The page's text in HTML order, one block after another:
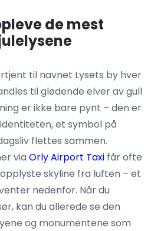
de mest
til navnet Lysets by hver
til glødende elver av gull
er ikke bare pynt – den er
et symbol på
flettes sammen.
viaOrly Airport Taxi får ofte
skyline fra luften – et
nedenfor. Når du
kan du allerede se den
og monumentene som